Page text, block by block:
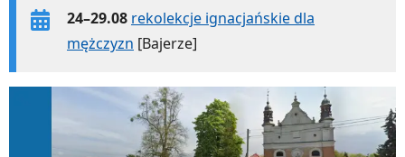
24–29.08 rekolekcje ignacjańskie dla
mężczyzn [Bajerze]